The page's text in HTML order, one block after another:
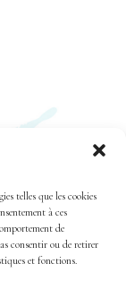
telles que les cookies
à ces
de
consentir ou de retirer
et fonctions.